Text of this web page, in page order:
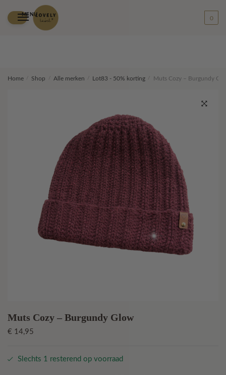
MENU
0
Home Shop Alle merken Lot83 - 50% korting / Muts Cozy – Burgundy
Muts Cozy – Burgundy Glow
€ 14,95
Slechts 1 resterend op voorraad